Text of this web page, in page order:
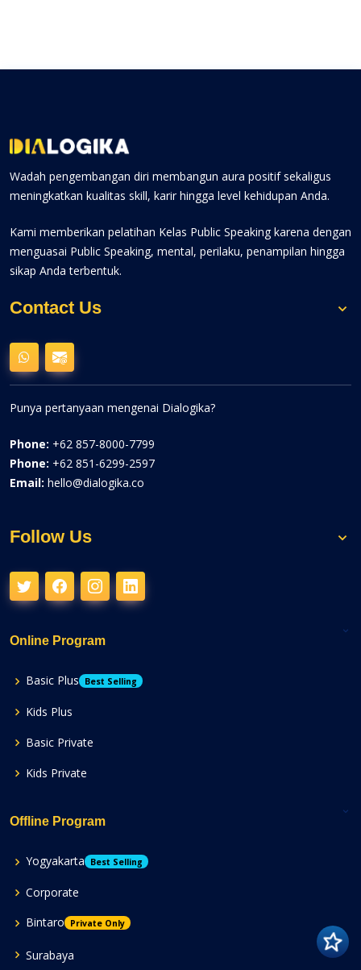
Wadah pengembangan diri membangun aura positif sekaligus
meningkatkan kualitas skill, karir hingga level kehidupan Anda.
Kami memberikan pelatihan Kelas Public Speaking karena dengan
menguasai Public Speaking, mental, perilaku, penampilan hingga
sikap Anda terbentuk.
Contact Us
Punya pertanyaan mengenai Dialogika?
Phone: +62 857-8000-7799
Phone: +62 851-6299-2597
Email: hello@dialogika.co
Follow Us
Online Program
Basic Plus Best Selling
Kids Plus
Basic Private
Kids Private
Offline Program
Yogyakarta Best Selling
Corporate
Bintaro
Private Only
Surabaya